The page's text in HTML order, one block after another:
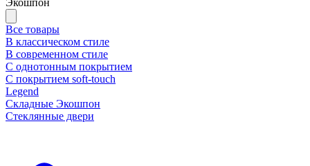
Все товары
В классическом стиле
В современном стиле
С однотонным покрытием
С покрытием soft-touch
Legend
Складные Экошпон
Стеклянные двери